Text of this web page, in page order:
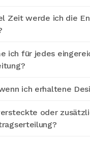
Zeit werde ich die
ich für jedes
ich erhaltene
oder